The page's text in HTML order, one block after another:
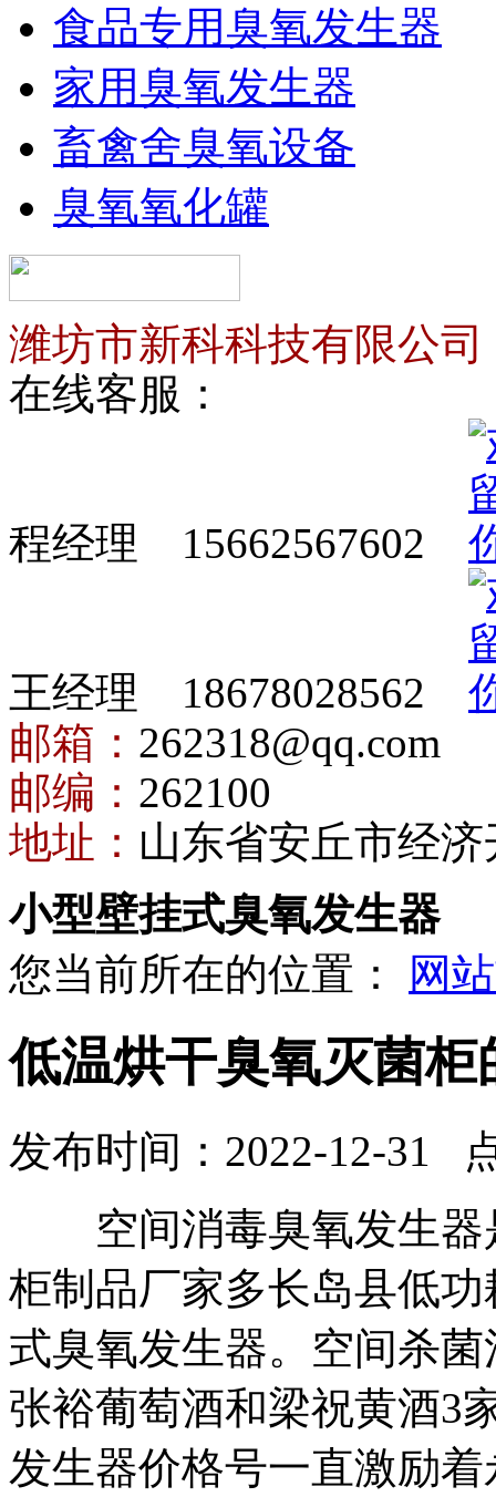
食品专用臭氧发生器
家用臭氧发生器
畜禽舍臭氧设备
臭氧氧化罐
潍坊市新科科技有限公司
在线客服：
程经理 15662567602
王经理 18678028562
邮箱： 262318@qq.com
邮编： 262100
地址： 山东省安丘市经
小型壁挂式臭氧发生器
您当前所在的位置：
网
低温烘干臭氧灭菌柜
发布时间：2022-12-31
空间消毒臭氧发生器
柜制品厂家多长岛县低
式臭氧发生器。空间杀
张裕葡萄酒和梁祝黄酒3
发生器价格号一直激励